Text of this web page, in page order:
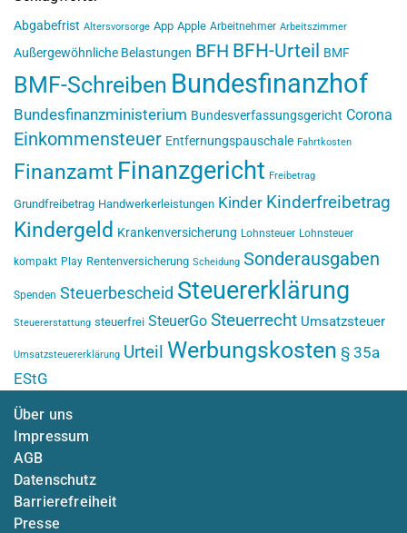
Abgabefrist Altersvorsorge App Apple Arbeitnehmer Arbeitszimmer
Außergewöhnliche Belastungen BFH BFH-Urteil BMF
BMF-Schreiben Bundesfinanzhof
Bundesfinanzministerium Bundesverfassungsgericht Corona
Einkommensteuer Entfernungspauschale Fahrtkosten
Finanzamt Finanzgericht Freibetrag
Grundfreibetrag Handwerkerleistungen Kinder Kinderfreibetrag
Kindergeld Krankenversicherung Lohnsteuer Lohnsteuer
kompakt Play Rentenversicherung Scheidung Sonderausgaben
Spenden Steuerbescheid Steuererklärung
Steuererstattung steuerfrei SteuerGo Steuerrecht Umsatzsteuer
Umsatzsteuererklärung Urteil Werbungskosten § 35a
EStG
Über uns
Impressum
AGB
Datenschutz
Barrierefreiheit
Presse